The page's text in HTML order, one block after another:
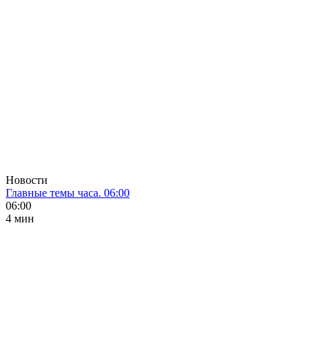
Новости
Главные темы часа. 06:00
06:00
4 мин